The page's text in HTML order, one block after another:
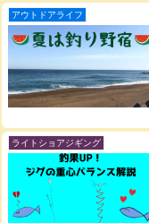
アウトドアライフ
ライトショアジギング